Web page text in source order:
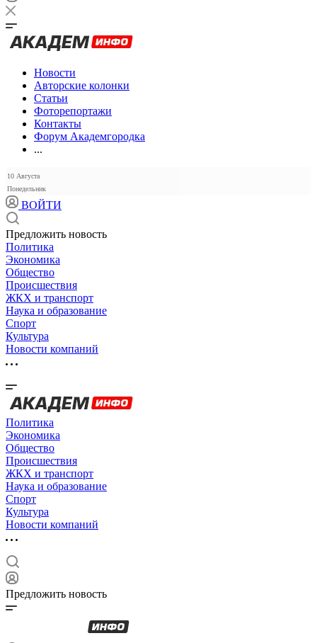
Новости
Авторские колонки
Статьи
Фоторепортажи
Контакты
Форум Академгородка
...
10 Августа
Понедельник
ВОЙТИ
Предложить новость
Политика
Экономика
Общество
Происшествия
ЖКХ и транспорт
Наука и образование
Спорт
Культура
Новости компаний
Политика
Экономика
Общество
Происшествия
ЖКХ и транспорт
Наука и образование
Спорт
Культура
Новости компаний
Предложить новость